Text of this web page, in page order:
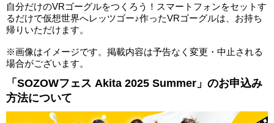
自分だけのVRゴーグルをつくろう！スマートフォンをセットす
るだけで仮想世界へレッツゴー♪作ったVRゴーグルは、お持ち
帰りいただけます。
※画像はイメージです。掲載内容は予告なく変更・中止される
場合がございます。
「SOZOWフェス Akita 2025 Summer」のお申込み
方法について